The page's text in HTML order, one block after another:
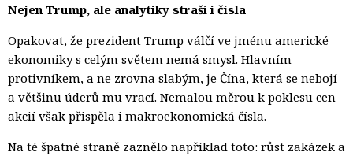
Nejen Trump, ale analytiky straší i čísla
Opakovat, že prezident Trump válčí ve jménu americké
ekonomiky s celým světem nemá smysl. Hlavním
protivníkem, a ne zrovna slabým, je Čína, která se nebojí
a většinu úderů mu vrací. Nemalou měrou k poklesu cen
akcií však přispěla i makroekonomická čísla.
Na té špatné straně zaznělo například toto: růst zakázek a